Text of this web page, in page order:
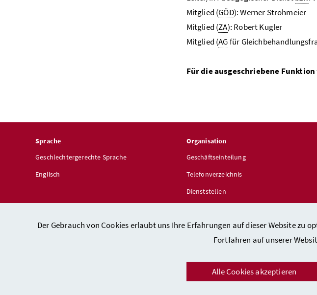
Der Gebrauch von Cookies erlaubt uns Ihre Erfahrungen auf dieser Website zu
Fortfahren auf unserer
Alle Cookies akzeptieren
Mitglied (GÖD): Werner Strohmeier
Mitglied (ZA): Robert Kugler
Mitglied (AGfür
Für die ausgeschriebene
Sprache
Geschlechtergerechte Sprache
Englisch
Organisation
Geschäftseinteilung
Telefonverzeichnis
Dienststellen